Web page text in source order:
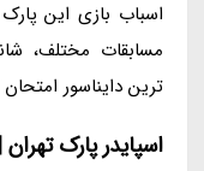
اسباب بازی این
مسابقات مختلف،
ترین دایناسور
اسپایدر پارک